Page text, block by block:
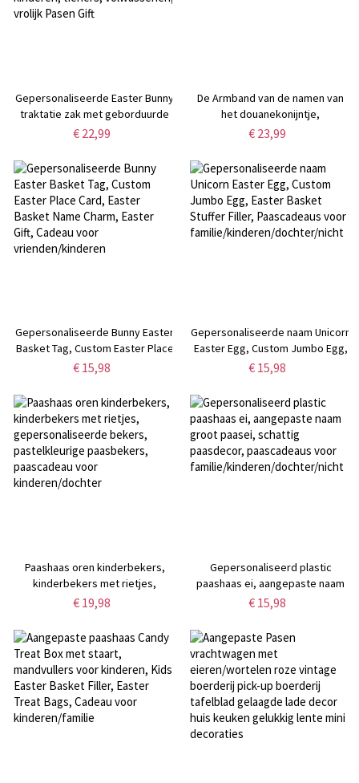
Gepersonaliseerde Easter Bunny
traktatie zak met geborduurde
naam, herbruikbare snack zakken
volwassenen, vrolijk Pasen Gift
€ 22,99
De Armband van de namen van
het douanekonijntje,
Parelarmband, Paasgift, Giften
€ 23,99
Gepersonaliseerde Bunny Easter
Basket Tag, Custom Easter Place
Card, Easter Basket Name Charm,
vrienden/kinderen
€ 15,98
Gepersonaliseerde naam Unicorn
Easter Egg, Custom Jumbo Egg,
Easter Basket Stuffer Filler,
familie/kinderen/dochter/nicht
€ 15,98
Paashaas oren kinderbekers,
kinderbekers met rietjes,
gepersonaliseerde bekers,
paascadeau voor
kinderen/dochter
€ 19,98
Gepersonaliseerd plastic
paashaas ei, aangepaste naam
groot paasei, schattig
familie/kinderen/dochter/nicht
€ 15,98